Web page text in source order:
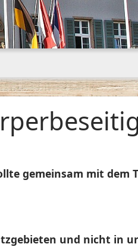
gemeinsam mit dem
und nicht in